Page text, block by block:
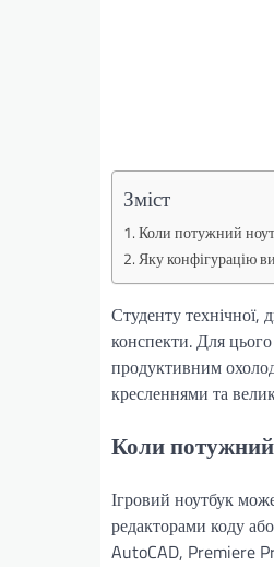
Зміст
Коли потужний
Яку конфігурацію
Студенту технічної,
конспекти. Для цього
продуктивним
кресленнями та
Коли потужний
Ігровий ноутбук
редакторами коду
AutoCAD, Premiere